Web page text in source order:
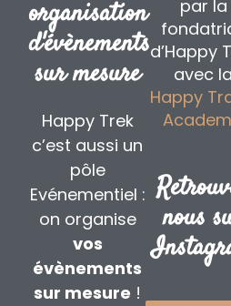
organisation
d'évènements
sur mesure
Happy Trek
c’est aussi un
pôle
Evénementiel :
on organise
vos
évènements
sur mesure !
par la
d’Happy
avec la
Happy
nous